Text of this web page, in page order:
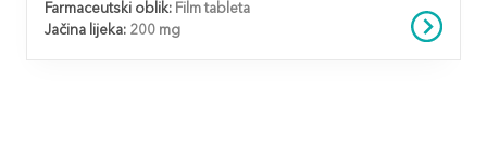
Farmaceutski oblik: Film tableta
Jačina lijeka: 200 mg